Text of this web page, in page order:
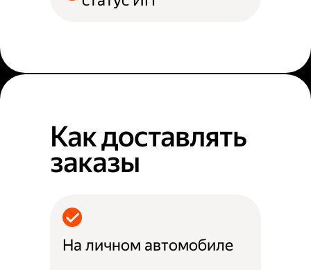
Как доставлять
заказы
На личном автомобиле